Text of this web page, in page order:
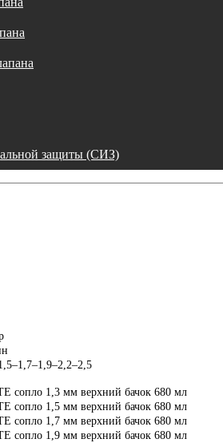
защиты (СИЗ)
сопло 1,3 мм верхний бачок 680 мл
сопло 1,5 мм верхний бачок 680 мл
сопло 1,7 мм верхний бачок 680 мл
сопло 1,9 мм верхний бачок 680 мл